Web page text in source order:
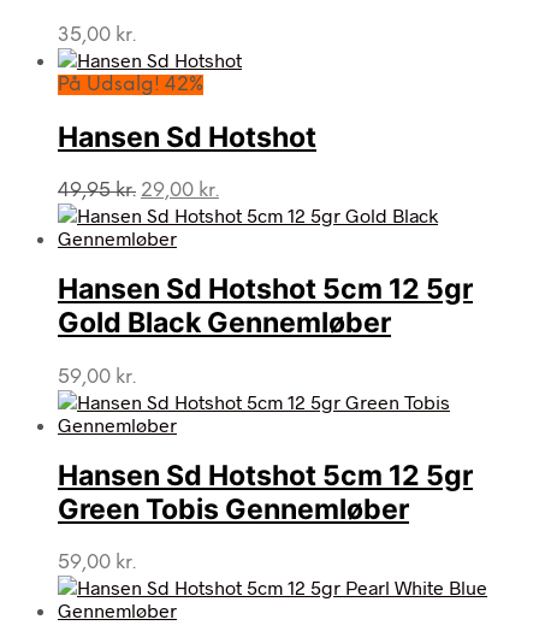
35,00 kr.
På Udsalg! 42%
Hansen Sd Hotshot
49,95kr. Den
oprindelige
pris
49,95 kr..
29,00 kr.
aktuelle
29,00 kr..
Hansen Sd Hotshot 5cm 12 5gr
Gold Black Gennemløber
59,00 kr.
Hansen Sd Hotshot 5cm 12 5gr
Green Tobis Gennemløber
59,00 kr.